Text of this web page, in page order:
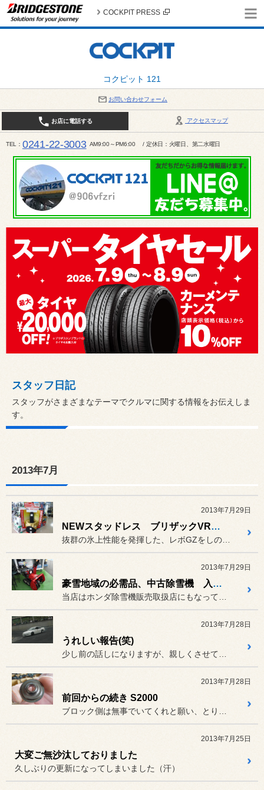
コクピット 121
COCKPIT PRESS
お問い合わせフォーム
アクセスマップ
お店に電話する
TEL 0241-22-3003 AM9:00～PM6:00 / 定休日：火曜日、第二水曜日
スタッフ日記
スタッフがさまざまなテーマでクルマに関する情報をお伝えしま
す。
2013年7月
2013年7月29日
NEWスタッドレス ブリザックVRX発表
2013年7月29日
豪雪地域の必需品、中古除雪機 入荷しました。
2013年7月28日
うれしい報告(笑)
2013年7月28日
前回からの続き S2000
2013年7月25日
大変ご無沙汰しておりました
久しぶりの更新になってしまいました（汗）